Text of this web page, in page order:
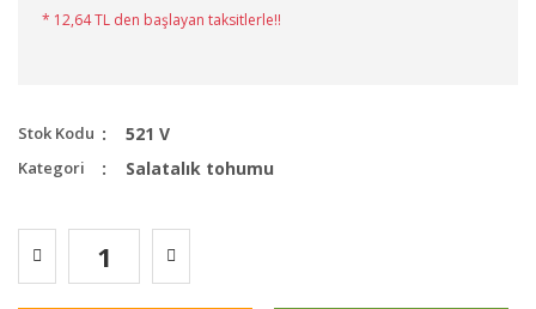
* 12,64 TL den başlayan taksitlerle!!
Stok Kodu 521 V
Kategori Salatalık tohumu